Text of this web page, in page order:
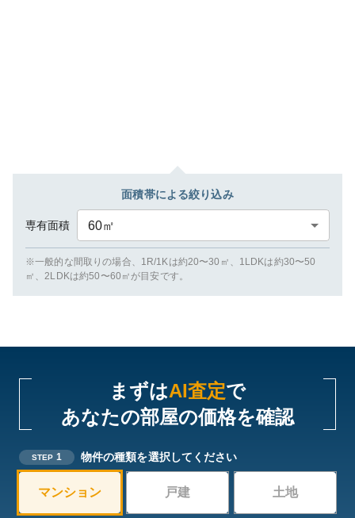
面積帯による絞り込み
専有面積 60㎡
※一般的な間取りの場合、1R/1Kは約20〜30㎡、1LDKは約30〜50
㎡、2LDKは約50〜60㎡が目安です。
まずはAI査定で
あなたの部屋の価格を確認
STEP 1 物件の種類を選択してください
マンション 戸建 土地